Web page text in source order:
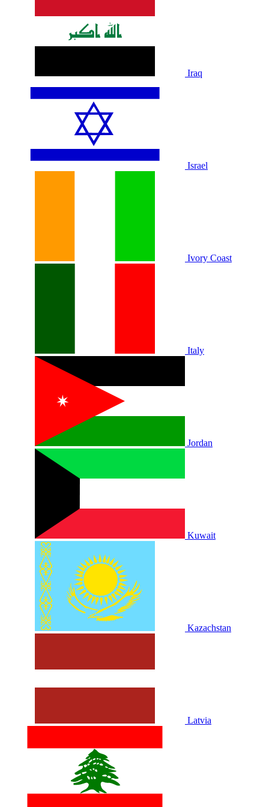
Iraq
Israel
Ivory Coast
Italy
Jordan
Kuwait
Kazachstan
Latvia